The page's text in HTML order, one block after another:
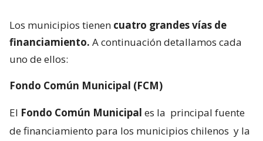
Los municipios tienen cuatro grandes vías de
financiamiento. A continuación detallamos cada
uno de ellos:
Fondo Común Municipal (FCM)
El Fondo Común Municipal es la principal fuente
de financiamiento para los municipios chilenos y la